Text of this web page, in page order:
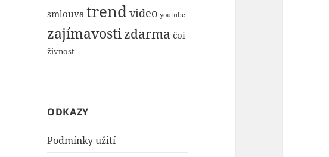
smlouva trendvideo youtube
zajímavostizdarma čoi
živnost
ODKAZY
Podmínky užití